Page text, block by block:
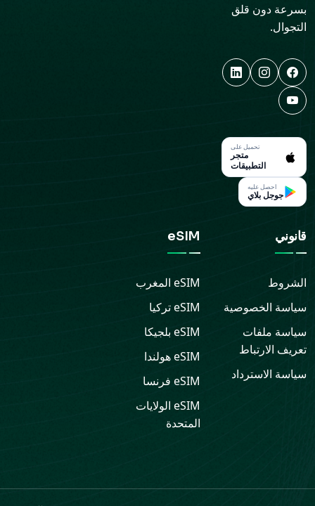
بسرعة دون قلق
التجوال.
تحميل على
متجر
التطبيقات
احصل عليه
جوجل بلاي
قانوني
الشروط
سياسة الخصوصية
سياسة ملفات
تعريف الارتباط
سياسة الاسترداد
eSIM
eSIM المغرب
eSIMتركيا
eSIM بلجيكا
eSIMهولندا
eSIM فرنسا
eSIM الولايات
المتحدة